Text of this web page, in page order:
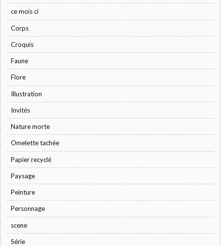
ce mois ci
Corps
Croquis
Faune
Flore
Illustration
Invités
Nature morte
Omelette tachée
Papier recyclé
Paysage
Peinture
Personnage
scene
Série